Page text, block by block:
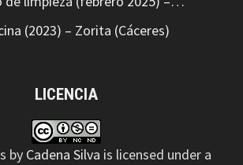
(2023) – Zorita (Cáceres)
LICENCIA
by Cadena Silva is licensed under a